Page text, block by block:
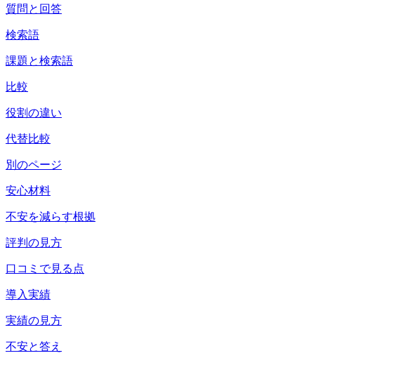
質問と回答
検索語
課題と検索語
比較
役割の違い
代替比較
別のページ
安心材料
不安を減らす根拠
評判の見方
口コミで見る点
導入実績
実績の見方
不安と答え